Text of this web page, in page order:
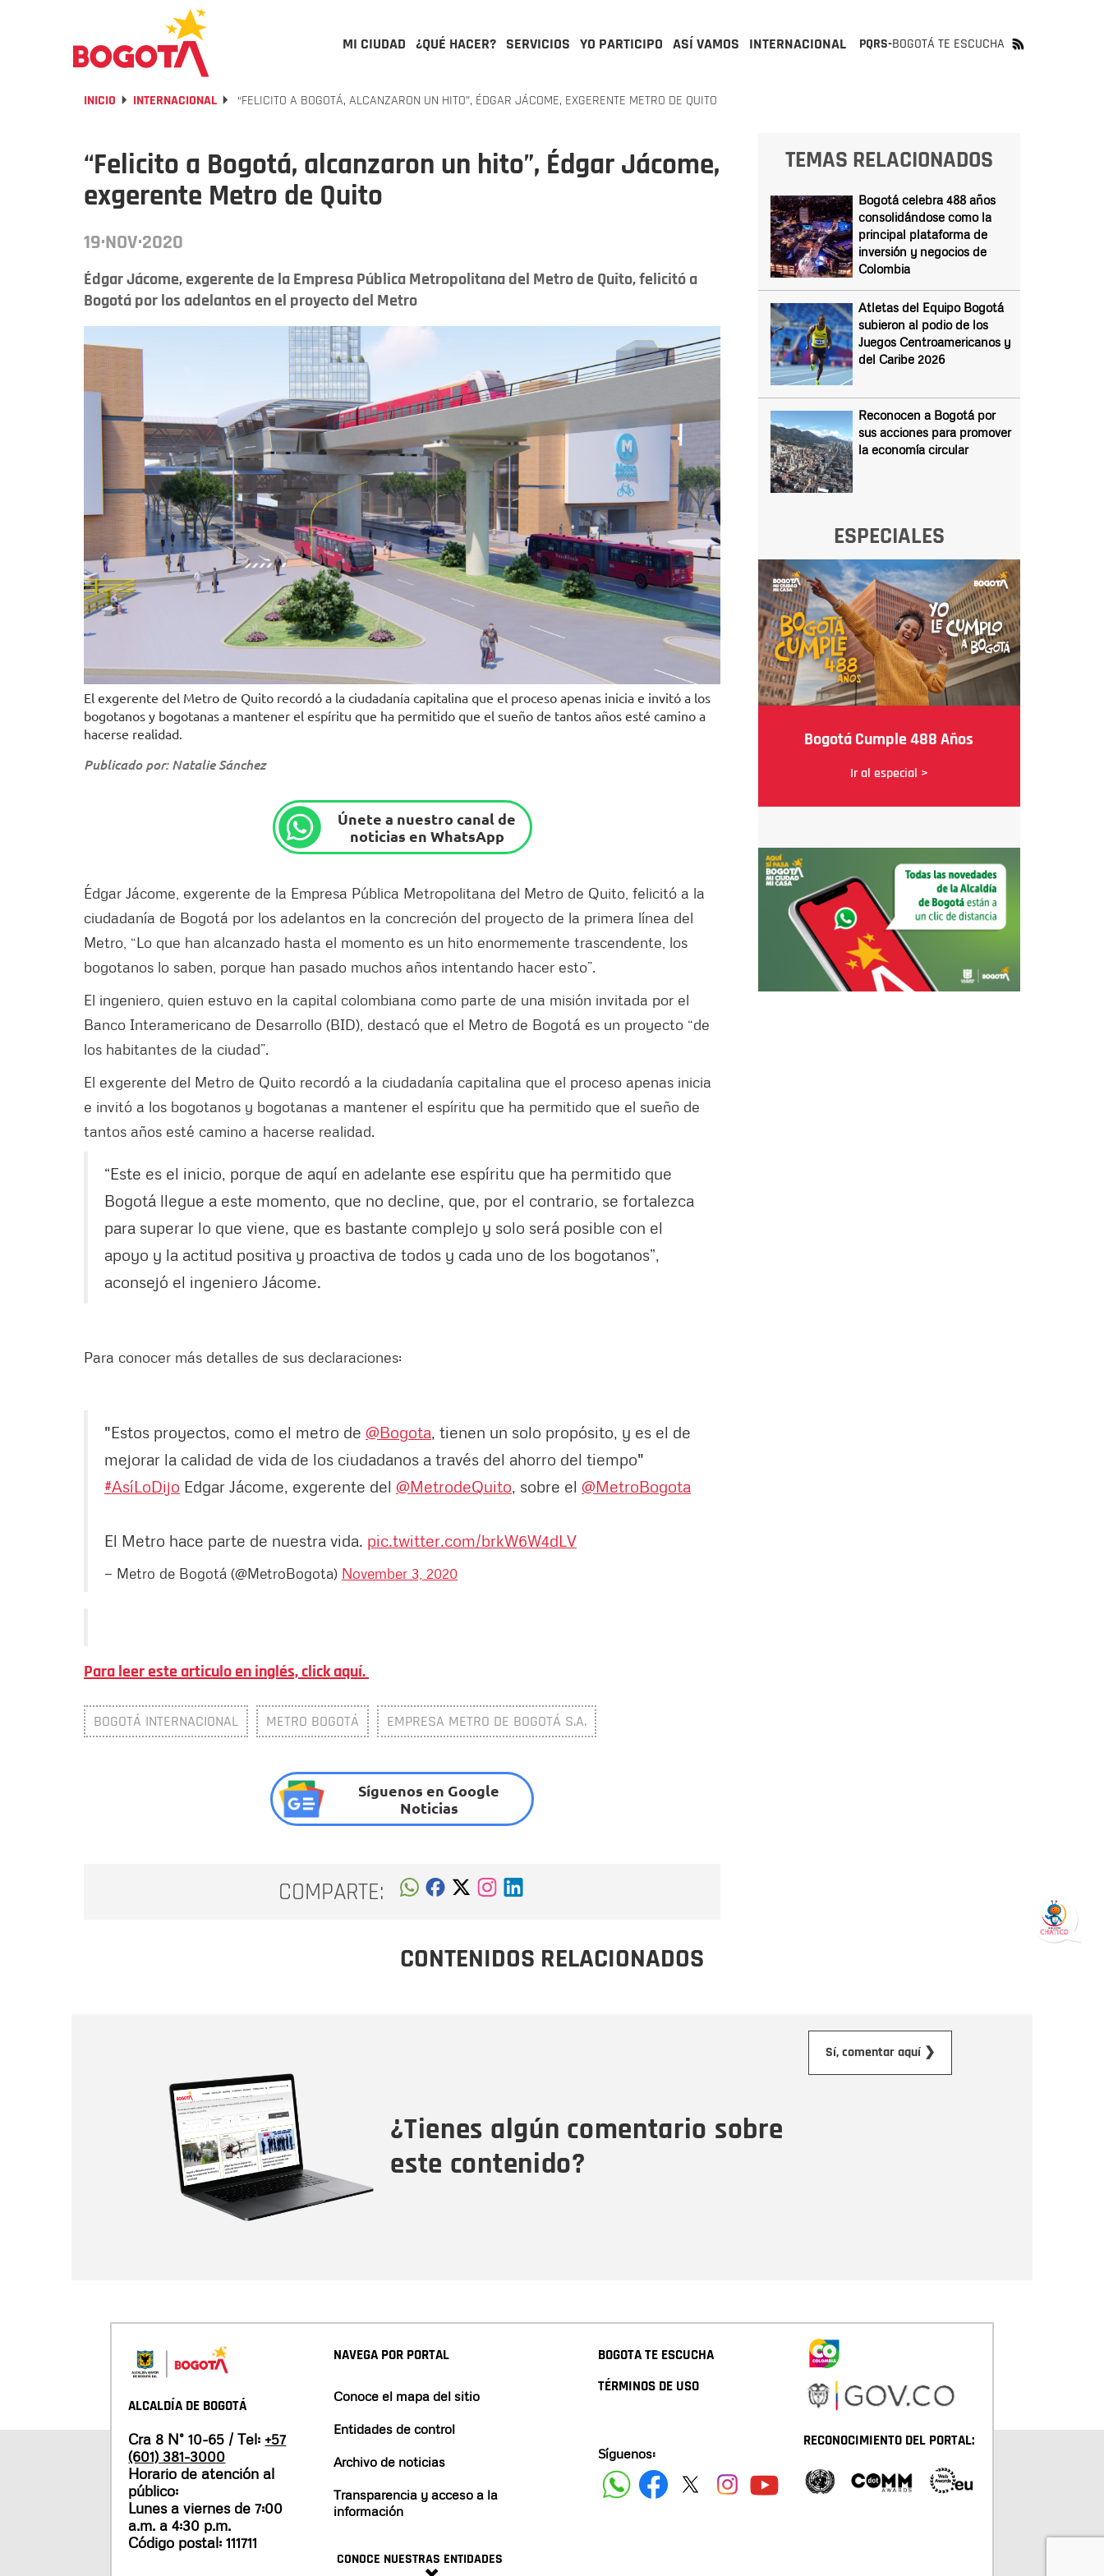
MI CIUDAD ¿QUÉ HACER? SERVICIOS YO PARTICIPO ASÍ VAMOS INTERNACIONAL PQRS-BOGOTÁ TE ESCUCHA
INICIO INTERNACIONAL “FELICITO A BOGOTÁ, ALCANZARON UN HITO”, ÉDGAR JÁCOME, EXGERENTE METRO DE QUITO
“Felicito a Bogotá, alcanzaron un hito”, Édgar Jácome,
exgerente Metro de Quito
19·NOV·2020
Édgar Jácome, exgerente de la Empresa Pública Metropolitana del Metro de Quito, felicitó a
Bogotá por los adelantos en el proyecto del Metro
El exgerente del Metro de Quito recordó a la ciudadanía capitalina que el proceso apenas inicia e invitó a los
bogotanos y bogotanas a mantener el espíritu que ha permitido que el sueño de tantos años esté camino a
hacerse realidad.
Publicado por: Natalie Sánchez
Únete a nuestro canal de
noticias en WhatsApp
Édgar Jácome, exgerente de la Empresa Pública Metropolitana del Metro de Quito, felicitó a la
ciudadanía de Bogotá por los adelantos en la concreción del proyecto de la primera línea del
Metro, “Lo que han alcanzado hasta el momento es un hito enormemente trascendente, los
bogotanos lo saben, porque han pasado muchos años intentando hacer esto”.
El ingeniero, quien estuvo en la capital colombiana como parte de una misión invitada por el
Banco Interamericano de Desarrollo (BID), destacó que el Metro de Bogotá es un proyecto “de
los habitantes de la ciudad”.
El exgerente del Metro de Quito recordó a la ciudadanía capitalina que el proceso apenas inicia
e invitó a los bogotanos y bogotanas a mantener el espíritu que ha permitido que el sueño de
tantos años esté camino a hacerse realidad.
“Este es el inicio, porque de aquí en adelante ese espíritu que ha permitido que
Bogotá llegue a este momento, que no decline, que, por el contrario, se fortalezca
para superar lo que viene, que es bastante complejo y solo será posible con el
apoyo y la actitud positiva y proactiva de todos y cada uno de los bogotanos”,
aconsejó el ingeniero Jácome.
Para conocer más detalles de sus declaraciones:
"Estos proyectos, como el metro de @Bogota, tienen un solo propósito, y es el de
mejorar la calidad de vida de los ciudadanos a través del ahorro del tiempo"
#AsíLoDijo Edgar Jácome, exgerente del @MetrodeQuito, sobre el @MetroBogota
El Metro hace parte de nuestra vida. pic.twitter.com/brkW6W4dLV
— Metro de Bogotá (@MetroBogota) November 3, 2020
Para leer este articulo en inglés, click aquí.
BOGOTÁ INTERNACIONAL METRO BOGOTÁ EMPRESA METRO DE BOGOTÁ S.A.
Síguenos en Google
Noticias
COMPARTE:
TEMAS RELACIONADOS
Bogotá celebra 488 años
consolidándose como la
principal plataforma de
inversión y negocios de
Colombia
Atletas del Equipo Bogotá
subieron al podio de los
Juegos Centroamericanos y
del Caribe 2026
Reconocen a Bogotá por
sus acciones para promover
la economía circular
ESPECIALES
Bogotá Cumple 488 Años
Ir al especial >
CONTENIDOS RELACIONADOS
¿Tienes algún comentario sobre
este contenido?
Sí, comentar aquí ❯
ALCALDÍA DE BOGOTÁ
Cra 8 N° 10-65 / Tel: +57
(601) 381-3000
Horario de atención al
público:
Lunes a viernes de 7:00
a.m. a 4:30 p.m.
Código postal: 111711
NAVEGA POR PORTAL
Conoce el mapa del sitio
Entidades de control
Archivo de noticias
Transparencia y acceso a la
información
CONOCE NUESTRAS ENTIDADES
BOGOTA TE ESCUCHA
TÉRMINOS DE USO
Síguenos:
RECONOCIMIENTO DEL PORTAL: